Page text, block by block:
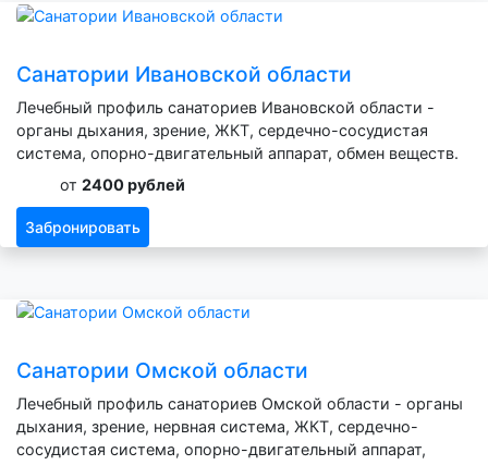
Санатории Ивановской области
Лечебный профиль санаториев Ивановской области -
органы дыхания, зрение, ЖКТ, сердечно-сосудистая
система, опорно-двигательный аппарат, обмен веществ.
от 2400 рублей
Забронировать
Санатории Омской области
Лечебный профиль санаториев Омской области - органы
дыхания, зрение, нервная система, ЖКТ, сердечно-
сосудистая система, опорно-двигательный аппарат,